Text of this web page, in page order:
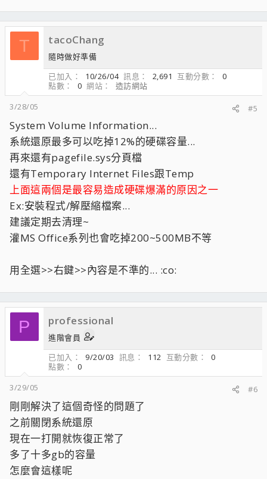
T tacoChang
隨時做好準備
已加入
10/26/04 訊息 2,691 互動分數
0
點數
0 網站
造訪網站
3/28/05
#5
System Volume Information...
系統還原最多可以吃掉12%的硬碟容量...
再來還有pagefile.sys分頁檔
還有Temporary Internet Files跟Temp
上面這兩個是最容易造成硬碟爆滿的原因之一
Ex:安裝程式/解壓縮檔案...
建議定期去清理~
灌MS Office系列也會吃掉200~500MB不等
用全選>>右鍵>>內容是不準的... :co:
P professional
進階會員
已加入
9/20/03 訊息 112 互動分數
0
點數
0
3/29/05
#6
剛剛解決了這個奇怪的問題了
之前關閉系統還原
現在一打開就恢復正常了
多了十多gb的容量
怎麼會這樣呢